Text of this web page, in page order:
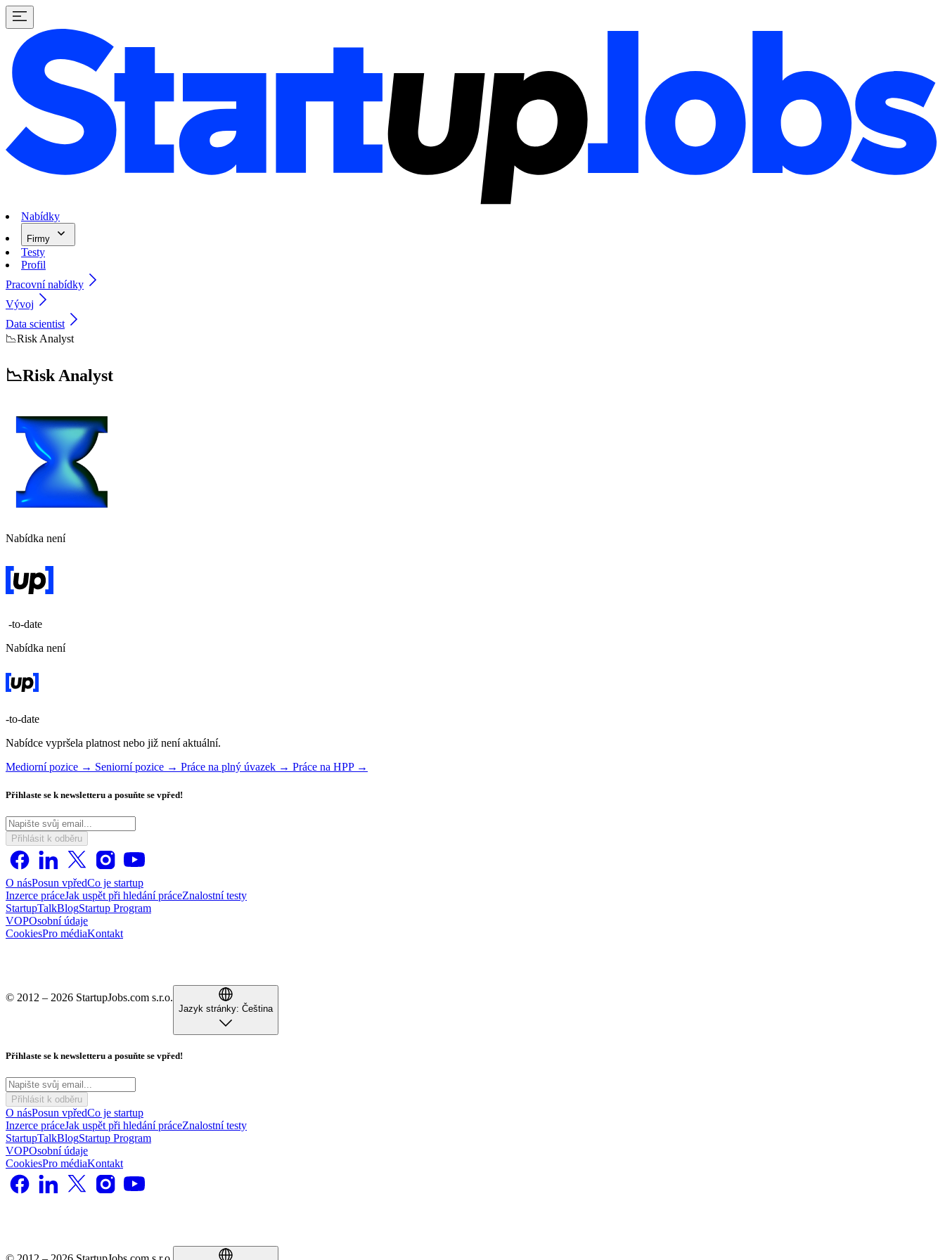
Nabídky
Firmy
Testy
Profil
Pracovní nabídky
Vývoj
Data scientist
📉Risk Analyst
📉Risk Analyst
Nabídka není
-to-date
Nabídka není
-to-date
Nabídce vypršela platnost nebo již není aktuální.
Mediorní pozice → Seniorní pozice → Práce na plný úvazek → Práce na HPP →
Přihlaste se k newsletteru a posuňte se vpřed!
Přihlásit k odběru
O násPosun vpředCo je startup
Inzerce práceJak uspět při hledání práceZnalostní testy
StartupTalkBlogStartup Program
VOPOsobní údaje
CookiesPro médiaKontakt
© 2012 – 2026 StartupJobs.com s.r.o.
Jazyk stránky: Čeština
Přihlaste se k newsletteru a posuňte se vpřed!
Přihlásit k odběru
O násPosun vpředCo je startup
Inzerce práceJak uspět při hledání práceZnalostní testy
StartupTalkBlogStartup Program
VOPOsobní údaje
CookiesPro médiaKontakt